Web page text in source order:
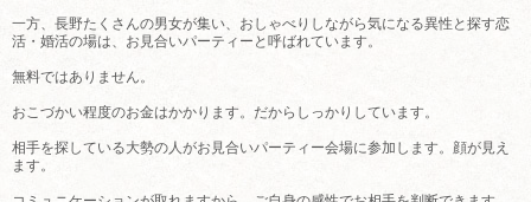
一方、長野たくさんの男女が集い、おしゃべりしながら気になる異性と探す恋
活・婚活の場は、お見合いパーティーと呼ばれています。
無料ではありません。
おこづかい程度のお金はかかります。だからしっかりしています。
相手を探している大勢の人がお見合いパーティー会場に参加します。顔が見え
ます。